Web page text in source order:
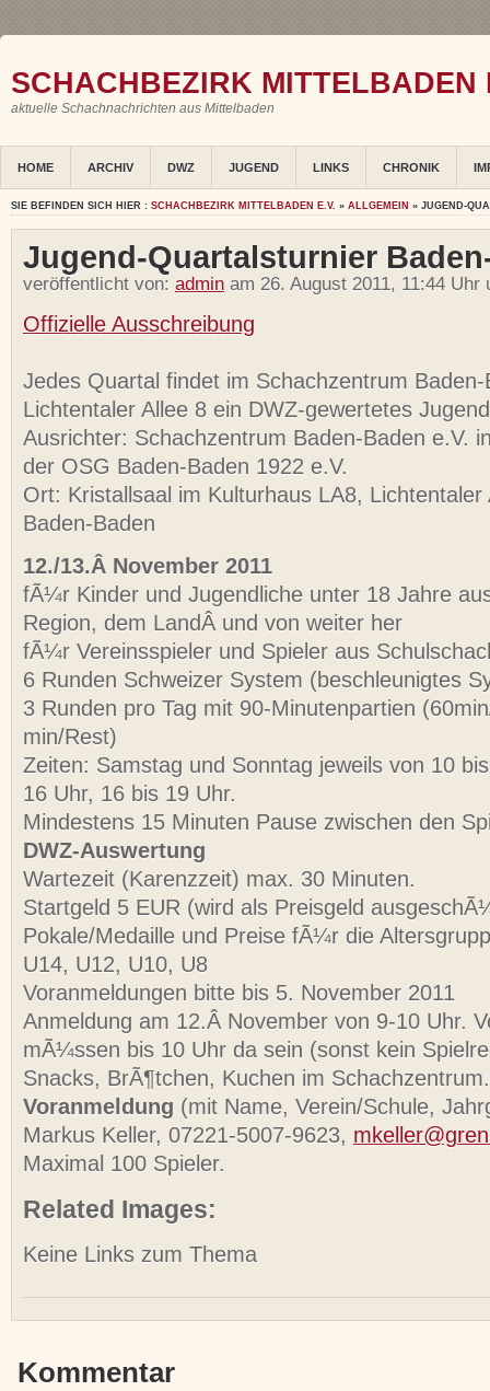
SCHACHBEZIRK MITTELBADEN
aktuelle Schachnachrichten aus Mittelbaden
HOME ARCHIV DWZ JUGEND LINKS CHRONIK
SIE BEFINDEN SICH HIER : SCHACHBEZIRK MITTELBADEN E.V. » ALLGEMEIN » JUGEND-
Jugend-Quartalsturnier
veröffentlicht von: admin am 26. August 2011, 11:44 Uhr
Offizielle Ausschreibung
Jedes Quartal findet im Schachzentrum
Lichtentaler Allee 8 ein DWZ-gewertetes
Ausrichter: Schachzentrum Baden-Baden e.V.
der OSG Baden-Baden 1922 e.V.
Ort: Kristallsaal im Kulturhaus LA8, Lichtentaler
Baden-Baden
12./13.Â November 2011
fÃ¼r Kinder und Jugendliche unter 18 Jahre
Region, dem LandÂ und von weiter her
fÃ¼r Vereinsspieler und Spieler aus
6 Runden Schweizer System (beschleunigtes
3 Runden pro Tag mit 90-Minutenpartien
min/Rest)
Zeiten: Samstag und Sonntag jeweils von 10
16 Uhr, 16 bis 19 Uhr.
Mindestens 15 Minuten Pause zwischen den
DWZ-Auswertung
Wartezeit (Karenzzeit) max. 30 Minuten.
Startgeld 5 EUR (wird als Preisgeld
Pokale/Medaille und Preise fÃ¼r die
U14, U12, U10, U8
Voranmeldungen bitte bis 5. November 2011
Anmeldung am 12.Â November von 9-10 Uhr.
mÃ¼ssen bis 10 Uhr da sein (sonst kein
Snacks, BrÃ¶tchen, Kuchen im Schachzentrum.
Voranmeldung (mit Name, Verein/Schule,
Markus Keller, 07221-5007-9623,
Maximal 100 Spieler.
Related Images:
Keine Links zum Thema
Kommentar